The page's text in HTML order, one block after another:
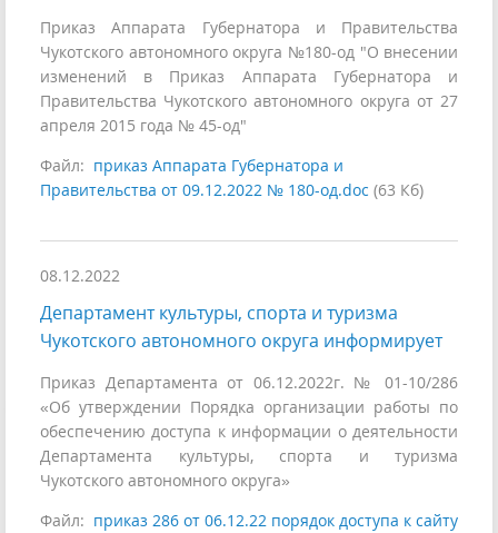
Приказ Аппарата Губернатора и Правительства
Чукотского автономного округа №180-од "О внесении
изменений в Приказ Аппарата Губернатора и
Правительства Чукотского автономного округа от 27
апреля 2015 года № 45-од"
Файл: приказ Аппарата Губернатора и
Правительства от 09.12.2022 № 180-од.doc (63 Кб)
08.12.2022
Департамент культуры, спорта и туризма
Чукотского автономного округа информирует
Приказ Департамента от 06.12.2022г. № 01-10/286
«Об утверждении Порядка организации работы по
обеспечению доступа к информации о деятельности
Департамента культуры, спорта и туризма
Чукотского автономного округа»
Файл: приказ 286 от 06.12.22 порядок доступа к сайту